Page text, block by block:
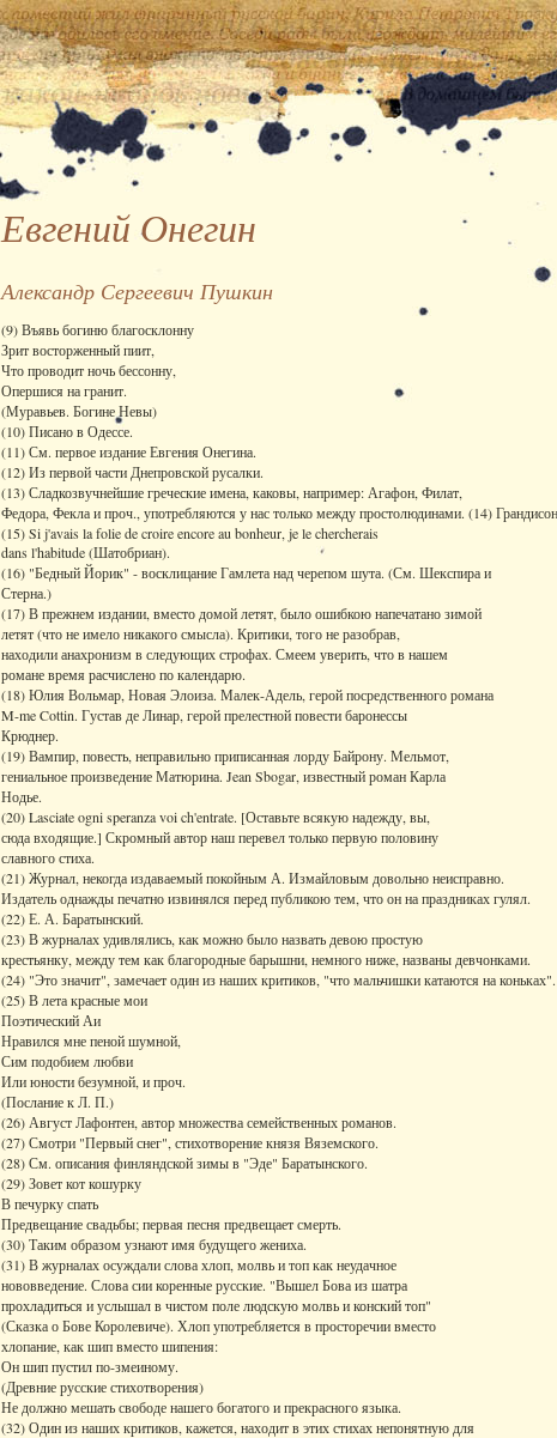
Евгений Онегин
Александр Сергеевич Пушкин
(9) Въявь богиню благосклонну
Зрит восторженный пиит,
Что проводит ночь бессонну,
Опершися на гранит.
(Муравьев. Богине Невы)
(10) Писано в Одессе.
(11) См. первое издание Евгения Онегина.
(12) Из первой части Днепровской русалки.
(13) Сладкозвучнейшие греческие имена, каковы, например: Агафон, Филат,
Федора, Фекла и проч., употребляются у нас только между простолюдинами. (14)
(15) Si j'avais la folie de croire encore au bonheur, je le chercherais
dans l'habitude (Шатобриан).
(16) "Бедный Йорик" - восклицание Гамлета над черепом шута. (См. Шекспира и
Стерна.)
(17) В прежнем издании, вместо домой летят, было ошибкою напечатано зимой
летят (что не имело никакого смысла). Критики, того не разобрав,
находили анахронизм в следующих строфах. Смеем уверить, что в нашем
романе время расчислено по календарю.
(18) Юлия Вольмар, Новая Элоиза. Малек-Адель, герой посредственного романа
M-me Cottin. Густав де Линар, герой прелестной повести баронессы
Крюднер.
(19) Вампир, повесть, неправильно приписанная лорду Байрону. Мельмот,
гениальное произведение Матюрина. Jean Sbogar, известный роман Карла
Нодье.
(20) Lasciate ogni speranza voi ch'entrate. [Оставьте всякую надежду, вы,
сюда входящие.] Скромный автор наш перевел только первую половину
славного стиха.
(21) Журнал, некогда издаваемый покойным А. Измайловым довольно неисправно.
Издатель однажды печатно извинялся перед публикою тем, что он на праздниках гулял.
(22) Е. А. Баратынский.
(23) В журналах удивлялись, как можно было назвать девою простую
крестьянку, между тем как благородные барышни, немного ниже, названы девчонками.
(24) "Это значит", замечает один из наших критиков, "что мальчишки катаются на
(25) В лета красные мои
Поэтический Аи
Нравился мне пеной шумной,
Сим подобием любви
Или юности безумной, и проч.
(Послание к Л. П.)
(26) Август Лафонтен, автор множества семейственных романов.
(27) Смотри "Первый снег", стихотворение князя Вяземского.
(28) См. описания финляндской зимы в "Эде" Баратынского.
(29) Зовет кот кошурку
В печурку спать
Предвещание свадьбы; первая песня предвещает смерть.
(30) Таким образом узнают имя будущего жениха.
(31) В журналах осуждали слова хлоп, молвь и топ как неудачное
нововведение. Слова сии коренные русские. "Вышел Бова из шатра
прохладиться и услышал в чистом поле людскую молвь и конский топ"
(Сказка о Бове Королевиче). Хлоп употребляется в просторечии вместо
хлопание, как шип вместо шипения:
Он шип пустил по-змеиному.
(Древние русские стихотворения)
Не должно мешать свободе нашего богатого и прекрасного языка.
(32) Один из наших критиков, кажется, находит в этих стихах непонятную для